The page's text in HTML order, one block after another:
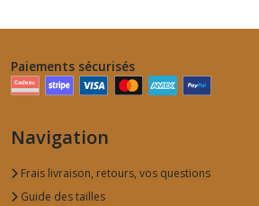
Paiements sécurisés
Navigation
Frais livraison, retours, vos questions
Guide des tailles